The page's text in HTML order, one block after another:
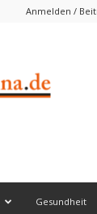
Anmelden /
Gesundheit